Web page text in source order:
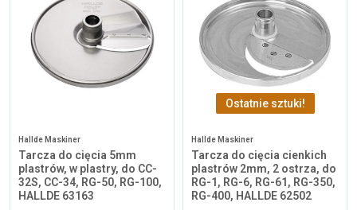
Hallde Maskiner
Tarcza do cięcia 5mm
plastrów, w plastry, do CC-
32S, CC-34, RG-50, RG-100,
HALLDE 63163
Ostatnie sztuki!
Hallde Maskiner
Tarcza do cięcia cienkich
plastrów 2mm, 2 ostrza, do
RG-1, RG-6, RG-61, RG-350,
RG-400, HALLDE 62502